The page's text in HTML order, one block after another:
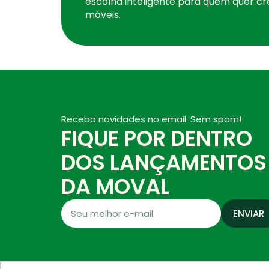
móveis.
Receba novidades no email. Sem spam!
FIQUE POR DENTRO
DOS LANÇAMENTOS
DA MOVAL
ENVIAR